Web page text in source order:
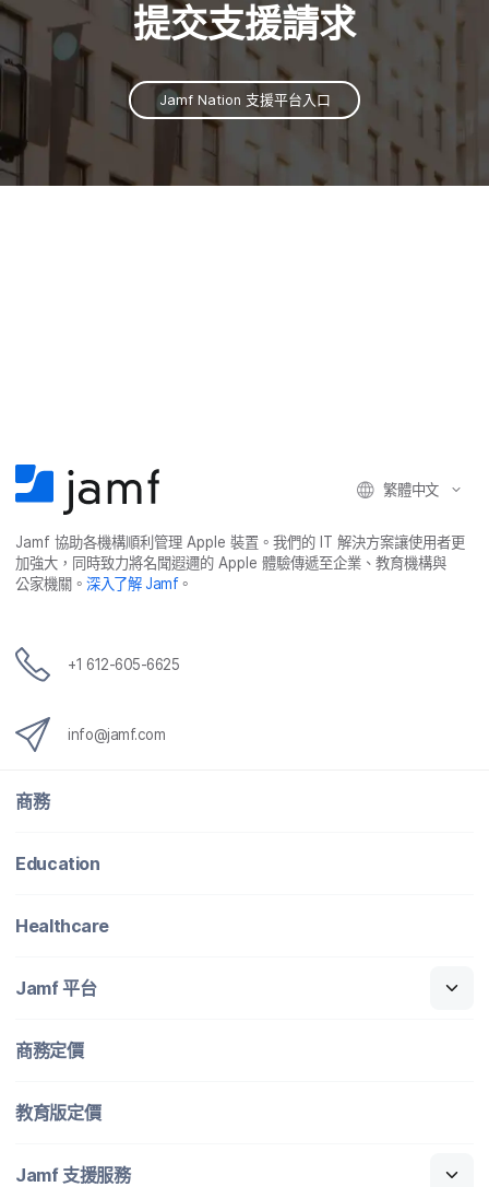
提交​支援​請求
Jamf Nation 支援平台入口
繁體​中文
Jamf協助​各​機構​順利​管理 Apple裝置。​我們​的 IT解決​方案​讓​使用​者​更​
加強​大，​同時​致力​將​名聞​遐邇​的 Apple體驗​傳遞​至​企業、​教育​機構​與​
公家​機關。深入​了​解Jamf。
+1 612-605-6625
info@jamf.com
商務
Education
Healthcare
Jamf平​台
商務定​價
教育版定​價
Jamf 支援​服務